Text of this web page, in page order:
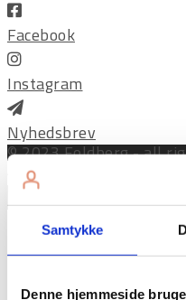
Samtykke
Denne hjemmeside
Facebook
Instagram
Nyhedsbrev
© 2023 Foldberg - all
Tilmeld dig sms-
besked, når der er nyt
huske at benytte dig af